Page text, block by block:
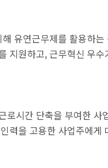
유연근무제를 활용하
지원하고, 근무혁신 우
로시간 단축을 부여한
력을 고용한 사업주에게